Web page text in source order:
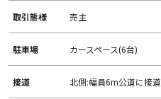
取引態様 売主
駐車場 カースペース(6台)
接道 北側:幅員6m公道に接道